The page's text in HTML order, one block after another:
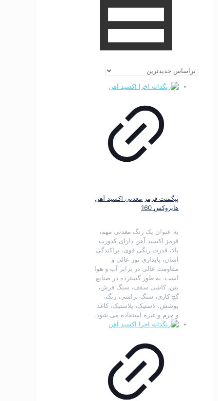
پیگمنت قرمز معدنی اکسید آهن
هایروکس 160
به عنوان یک رنگ معدنی مهم،
قرمز اکسید آهن دارای کدورت
بالا، قدرت رنگی قوی، پراکندگی
آسان، پایداری نور عالی و
مقاومت عالی در برابر آب و هوا
است. به طور گسترده در صنایع
بتن، کاشی سقف، سنگ فرش،
گچ کاری، سنگ تراشی، رنگ،
پوشش، لاستیک، پلاستیک، کاغذ
و چرم و غیره استفاده می شود.